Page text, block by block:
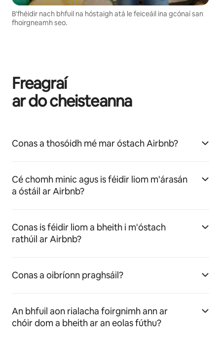
B'fhéidir nach bhfuil na hóstaigh atá le feiceáil ina gcónaí san
fhoirgneamh seo.
Freagraí
ar do cheisteanna
Conas a thosóidh mé mar óstach Airbnb?
Cé chomh minic agus is féidir liom m'árasán
a óstáil ar Airbnb?
Conas is féidir liom a bheith i m'óstach
rathúil ar Airbnb?
Conas a oibríonn praghsáil?
An bhfuil aon rialacha foirgnimh ann ar
chóir dom a bheith ar an eolas fúthu?